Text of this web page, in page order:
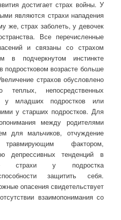
достигает страх войны. У
являются страхи нападения
же, страх заболеть, у девочек
Все перечисленные
и связаны со страхом
в подчеркнутом инстинкте
подростковом возрасте больше
страхов обусловлено
теплых, непосредственных
у младших подростков или
у старших подростков. Для
между родителями
для мальчиков, отчуждение
фактором,
депрессивных тенденций в
страхи у подростка
защитить себя.
опасения свидетельствует
взаимопонимания со